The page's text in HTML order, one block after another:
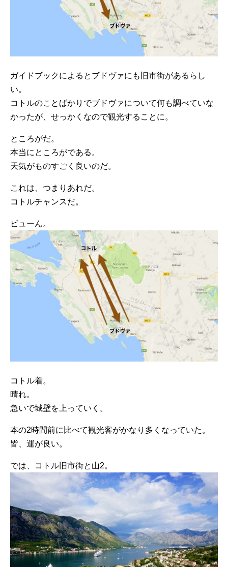
ガイドブックによるとブドヴァにも旧市街があるらし
い。
コトルのことばかりでブドヴァについて何も調べていな
かったが、せっかくなので観光することに。
ところがだ。
本当にところがである。
天気がものすごく良いのだ。
これは、つまりあれだ。
コトルチャンスだ。
ビューん。
コトル着。
晴れ。
急いで城壁を上っていく。
本の2時間前に比べて観光客がかなり多くなっていた。
皆、運が良い。
では、コトル旧市街と山2。